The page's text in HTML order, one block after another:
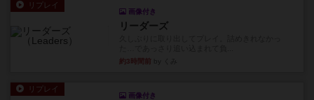
リプレイ
画像付き
リーダーズ
約3時間前
リプレイ
画像付き